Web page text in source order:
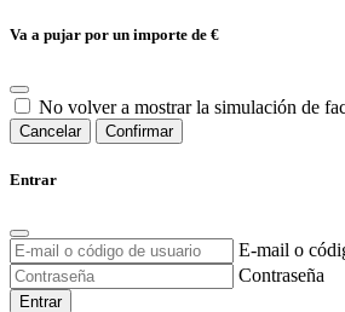
Va a pujar por un importe de €
No volver a mostrar la simulación de
Cancelar Confirmar
Entrar
E-mail o
Contraseña
Entrar